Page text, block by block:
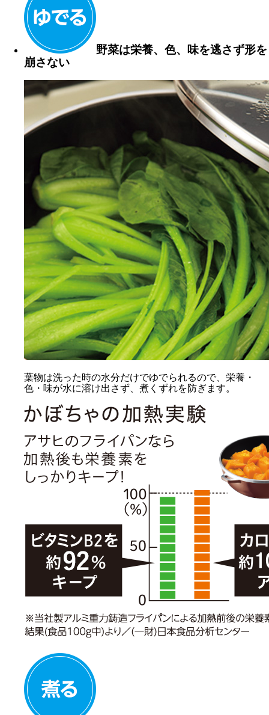
野菜は栄養、色、味を逃さず形を
崩さない
葉物は洗った時の水分だけでゆでられるので、栄養・
色・味が水に溶け出さず、煮くずれを防ぎます。